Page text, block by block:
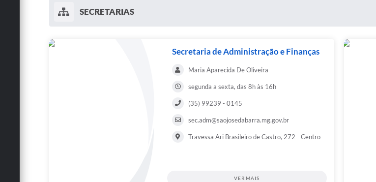
SECRETARIAS
Secretaria de Administração e Finanças
Maria Aparecida De Oliveira
segunda a sexta, das 8h às 16h
(35) 99239 - 0145
sec.adm@saojosedabarra.mg.gov.br
Travessa Ari Brasileiro de Castro, 272 - Centro
VER MAIS